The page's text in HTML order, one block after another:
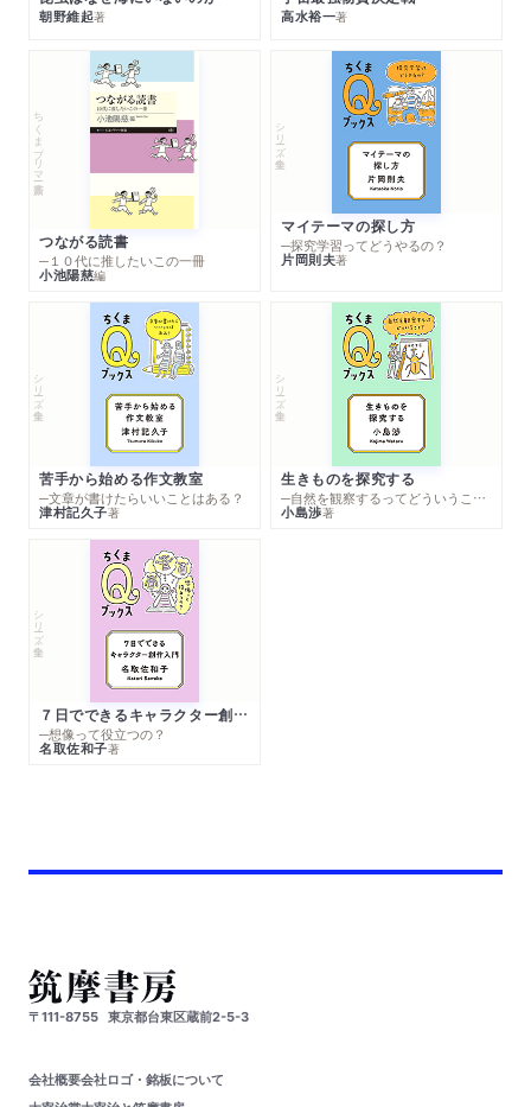
朝野維起著 高水裕一著
ちくまプリマー新書
つながる読書
─１０代に推したいこの一冊
小池陽慈編
シリーズ・全集
マイテーマの探し方
─探究学習ってどうやるの？
片岡則夫著
シリーズ・全集
苦手から始める作文教室
─文章が書けたらいいことはある？
津村記久子著
シリーズ・全集
生きものを探究する
─自然を観察するってどういうこと？
小島渉著
シリーズ・全集
７日でできるキャラクター創作入門
─想像って役立つの？
名取佐和子著
〒111-8755 東京都台東区蔵前2-5-3
会社概要会社ロゴ・銘板について